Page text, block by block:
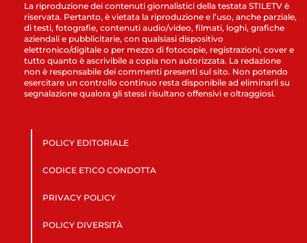
La riproduzione dei contenuti giornalistici della testata STILETV è
riservata. Pertanto, è vietata la riproduzione e l’uso, anche parziale,
di testi, fotografie, contenuti audio/video, filmati, loghi, grafiche
aziendali e pubblicitarie, con qualsiasi dispositivo
elettronico/digitale o per mezzo di fotocopie, registrazioni, cover e
tutto quanto è ascrivibile a copia non autorizzata. La redazione
non è responsabile dei commenti presenti sul sito. Non potendo
esercitare un controllo continuo resta disponibile ad eliminarli su
segnalazione qualora gli stessi risultano offensivi e oltraggiosi.
POLICY EDITORIALE
CODICE ETICO CONDOTTA
PRIVACY POLICY
POLICY DIVERSITÀ